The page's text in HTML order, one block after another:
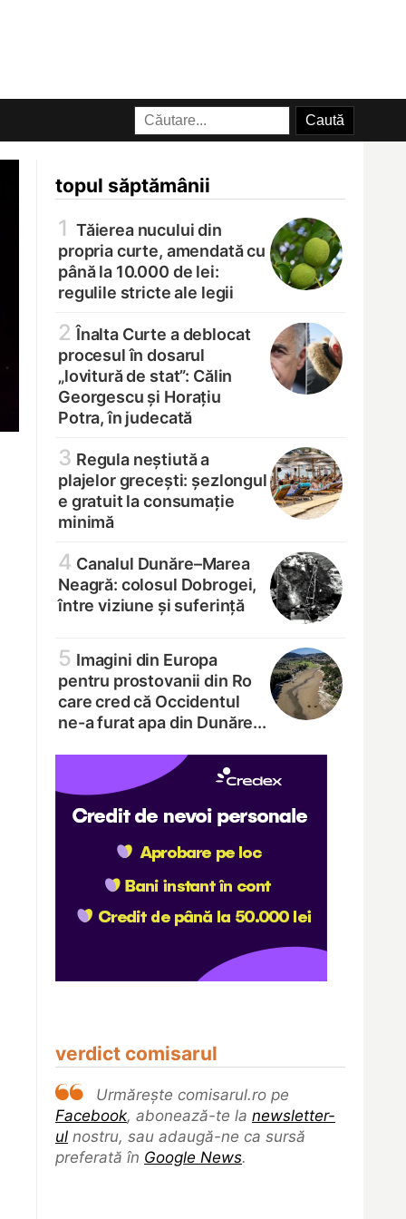
topul săptămânii
1 Tăierea nucului din
propria curte, amendată cu
până la 10.000 de lei:
regulile stricte ale legii
2 Înalta Curte a deblocat
procesul în dosarul
„lovitură de stat”: Călin
Georgescu și Horațiu
Potra, în judecată
3 Regula neștiută a
plajelor grecești: șezlongul
e gratuit la consumație
minimă
4 Canalul Dunăre–Marea
Neagră: colosul Dobrogei,
între viziune și suferință
5 Imagini din Europa
pentru prostovanii din Ro
care cred că Occidentul
ne-a furat apa din Dunăre...
verdict comisarul
Urmărește comisarul.ro pe
Facebook, abonează-te la newsletter-
ul nostru, sau adaugă-ne ca sursă
preferată în Google News.